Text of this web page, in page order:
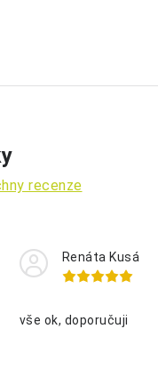
recenze
Renáta Kusá
vše ok, doporučuji